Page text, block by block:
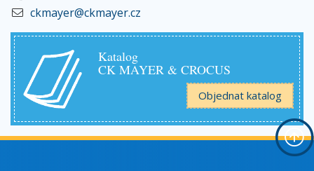
ckmayer@ckmayer.cz
Katalog
CK MAYER & CROCUS
Objednat katalog